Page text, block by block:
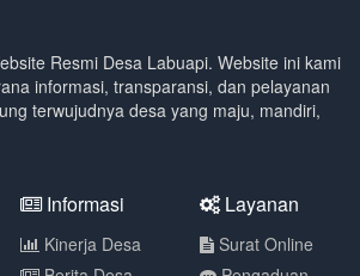
Resmi Desa Labuapi. Website ini kami
informasi, transparansi, dan pelayanan
terwujudnya desa yang maju, mandiri,
Informasi
Kinerja Desa
Layanan
Surat Online